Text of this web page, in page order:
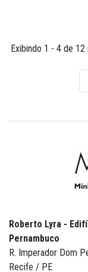
Exibindo 1 - 4 de 12
Roberto Lyra -
Pernambuco
R. Imperador Dom
Recife / PE